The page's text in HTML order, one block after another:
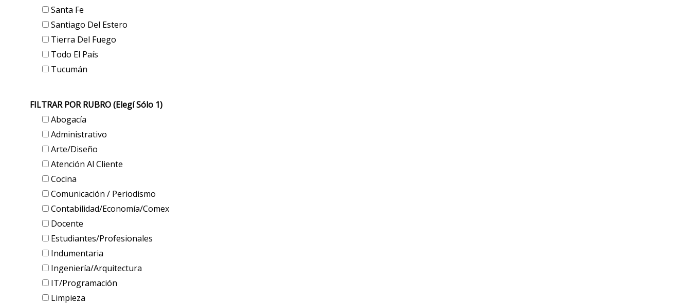
Santa Fe
Santiago Del Estero
Tierra Del Fuego
Todo El País
Tucumán
FILTRAR POR RUBRO (elegí Sólo 1)
Abogacía
Administrativo
Arte/Diseño
Atención Al Cliente
Cocina
Comunicación / Periodismo
Contabilidad/Economía/Comex
Docente
Estudiantes/Profesionales
Indumentaria
Ingeniería/Arquitectura
IT/Programación
Limpieza